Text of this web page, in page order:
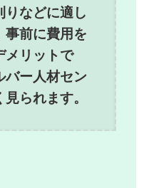
りなどに適し
事前に費用を
メリットで
バー人材セン
られます。